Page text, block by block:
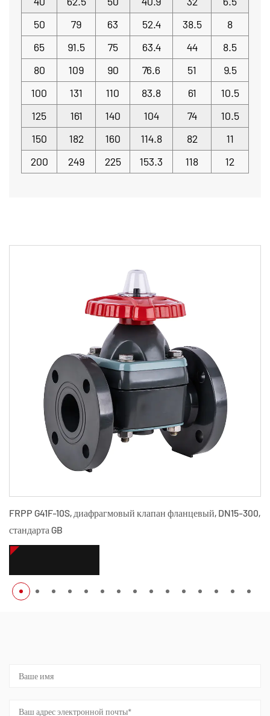
50
79 63 52.4 38.5
8
65
91.5 75 63.4 44
8.5
80
109 90 76.6 51
9.5
100
131 110 83.8 61
10.5
125
161 140 104 74
10.5
150
182 160 114.8 82
11
200
249 225 153.3 118 12
фланцевый, DN15-300,
PPH G41F-10S, диафрагмовый клапан